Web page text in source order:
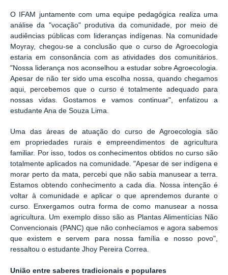
O IFAM juntamente com uma equipe pedagógica realiza uma
análise da "vocação" produtiva da comunidade, por meio de
audiências públicas com lideranças indígenas. Na comunidade
Moyray, chegou-se a conclusão que o curso de Agroecologia
estaria em consonância com as atividades dos comunitários.
"Nossa liderança nos aconselhou a estudar sobre Agroecologia.
Apesar de não ter sido uma escolha nossa, quando chegamos
aqui, percebemos que o curso é totalmente adequado para
nossas vidas. Gostamos e vamos continuar", enfatizou a
estudante Ana de Souza Lima.
Uma das áreas de atuação do curso de Agroecologia são
em propriedades rurais e empreendimentos de agricultura
familiar. Por isso, todos os conhecimentos obtidos no curso são
totalmente aplicados na comunidade. "Apesar de ser indígena e
morar perto da mata, percebi que não sabia manusear a terra.
Estamos obtendo conhecimento a cada dia. Nossa intenção é
voltar à comunidade e aplicar o que aprendemos durante o
curso. Enxergamos outra forma de como manusear a nossa
agricultura. Um exemplo disso são as Plantas Alimentícias Não
Convencionais (PANC) que não conhecíamos e agora sabemos
que existem e servem para nossa família e nosso povo",
ressaltou o estudante Jhoy Pereira Correa.
União entre saberes tradicionais e populares